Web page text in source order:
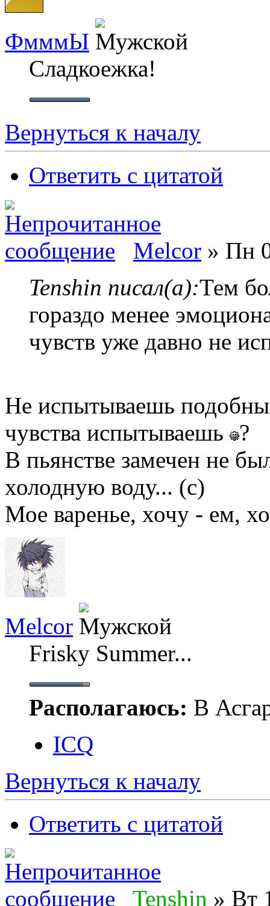
ФмммЫ
Сладкоежка!
Вернуться к началу
Ответить с цитатой
Melcor » Пн
Tenshin писал(а):Тем
гораздо менее
чувств уже давно не
Не испытываешь
чувства испытываешь
?
В пьянстве замечен не
холодную воду... (с)
Мое варенье, хочу - ем,
Melcor
Frisky Summer...
Располагаюсь: В
ICQ
Вернуться к началу
Ответить с цитатой
Tenshin » Вт